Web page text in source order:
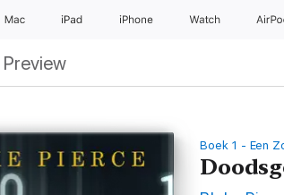
Mac iPad iPhone Watch
Preview
Boek 1 - Een